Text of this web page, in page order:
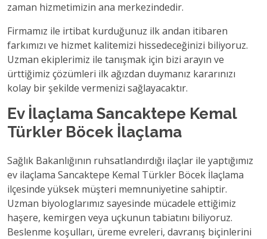
zaman hizmetimizin ana merkezindedir.
Firmamız ile irtibat kurduğunuz ilk andan itibaren
farkımızı ve hizmet kalitemizi hissedeceğinizi biliyoruz.
Uzman ekiplerimiz ile tanışmak için bizi arayın ve
ürttiğimiz çözümleri ilk ağızdan duymanız kararınızı
kolay bir şekilde vermenizi sağlayacaktır.
Ev İlaçlama Sancaktepe Kemal
Türkler Böcek İlaçlama
Sağlık Bakanlığının ruhsatlandırdığı ilaçlar ile yaptığımız
ev ilaçlama Sancaktepe Kemal Türkler Böcek İlaçlama
ilçesinde yüksek müşteri memnuniyetine sahiptir.
Uzman biyologlarımız sayesinde mücadele ettiğimiz
haşere, kemirgen veya uçkunun tabiatını biliyoruz.
Beslenme koşulları, üreme evreleri, davranış biçinlerini